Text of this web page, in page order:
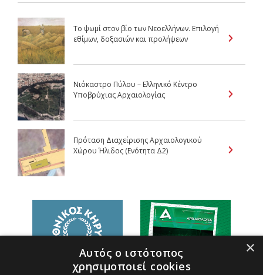
Tο ψωμί στον βίο των Nεοελλήνων. Επιλογή
εθίμων, δοξασιών και προλήψεων
Νιόκαστρο Πύλου – Ελληνικό Κέντρο
Υποβρύχιας Αρχαιολογίας
Πρόταση Διαχείρισης Αρχαιολογικού
Χώρου Ήλιδος (Ενότητα Δ2)
×
Αυτός ο ιστότοπος
χρησιμοποιεί cookies